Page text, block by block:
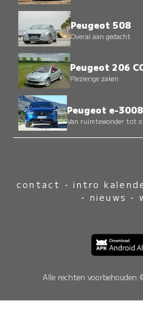
Peugeot 508
Overal aan gedacht
Peugeot 206
Plezierige zaken
Peugeot e-3008
Van ruimtewonder tot
contact -intro
- nieuws -
Alle rechten